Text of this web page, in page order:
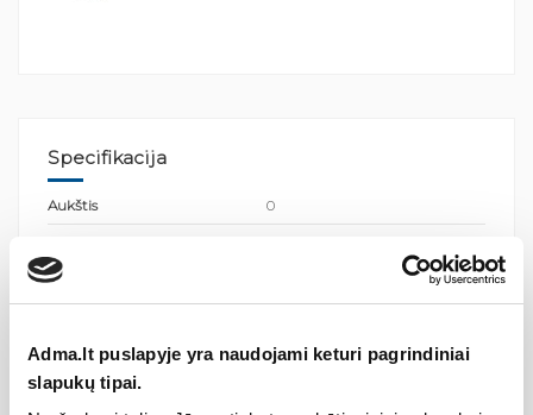
Adma.lt puslapyje yra naudojami keturi pagrindiniai
slapukų tipai.
Specifikacija
Aukštis 0
Medžiaga
Segmentų kiekis 0